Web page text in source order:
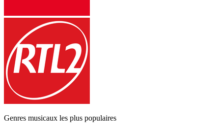
Genres musicaux les plus populaires